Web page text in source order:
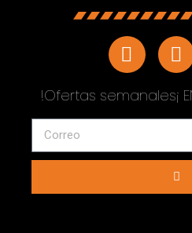
!Ofertas semanales¡